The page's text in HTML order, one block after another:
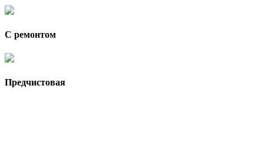
С ремонтом
Предчистовая